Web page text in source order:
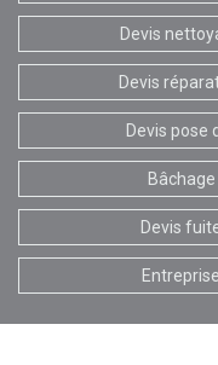
Devis
Devis
Devis pose
Devis